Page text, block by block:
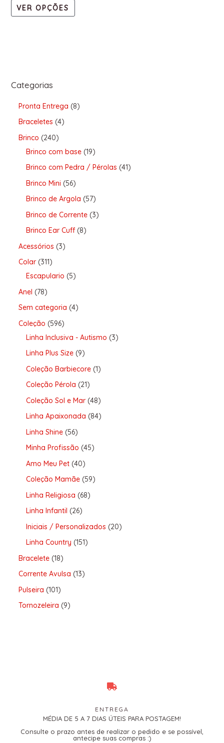
Categorias
Pronta Entrega 8
Braceletes 4
Brinco 240
Brinco com base 19
Brinco com Pedra / Pérolas 41
Brinco Mini 56
Brinco de Argola 57
Brinco de Corrente 3
Brinco Ear Cuff 8
Acessórios 3
Colar 311
Escapulario 5
Anel 78
Sem categoria 4
Coleção 596
Linha Inclusiva - Autismo 3
Linha Plus Size 9
Coleção Barbiecore 1
Coleção Pérola 21
Coleção Sol e Mar 48
Linha Apaixonada 84
Linha Shine 56
Minha Profissão 45
Amo Meu Pet 40
Coleção Mamãe 59
Linha Religiosa 68
Linha Infantil 26
Iniciais / Personalizados 20
Linha Country 151
Bracelete 18
Corrente Avulsa 13
Pulseira 101
Tornozeleira 9
VER OPÇÕES
ENTREGA
MÉDIA DE 5 A 7 DIAS ÚTEIS PARA POSTAGEM!
Consulte o prazo antes de realizar o pedido e se possível,
antecipe suas compras :)